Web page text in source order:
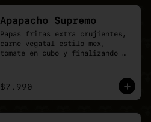
Apapacho Supremo
Papas fritas extra crujientes,
carne vegatal estilo mex,
tomate en cubo y finalizando
$7.990